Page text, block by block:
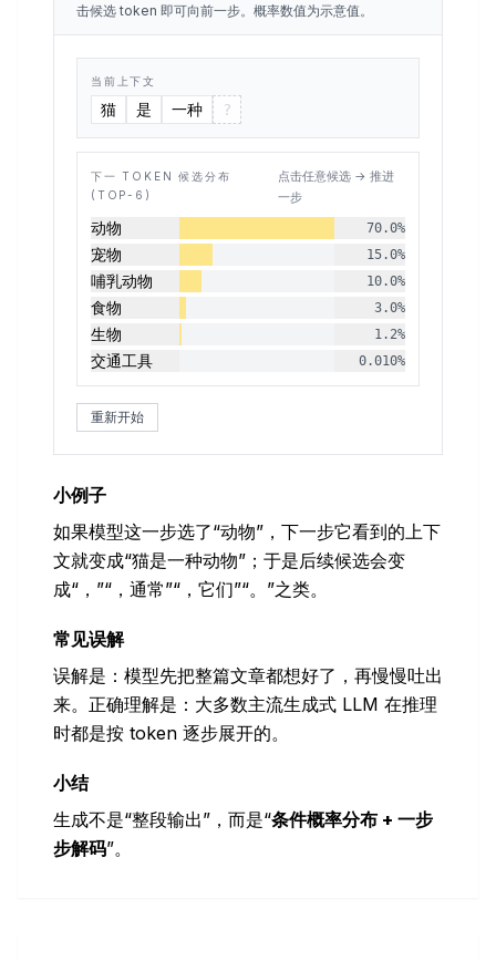
击候选 token 即可向前一步。概率数值为示意值。
当前上下文
猫 是 一种 ?
下一 TOKEN 候选分布
(TOP- 6 )
点击任意候选 → 推进
一步
动物 70.0%
宠物 15.0%
哺乳动物 10.0%
食物 3.0%
生物 1.2%
交通工具 0.010%
重新开始
小例子
如果模型这一步选了“动物”，下一步它看到的上下
文就变成“猫是一种动物”；于是后续候选会变
成“，”“，通常”“，它们”“。”之类。
常见误解
误解是：模型先把整篇文章都想好了，再慢慢吐出
来。正确理解是：大多数主流生成式 LLM 在推理
时都是按 token 逐步展开的。
小结
生成不是“整段输出”，而是“条件概率分布 + 一步
步解码”。